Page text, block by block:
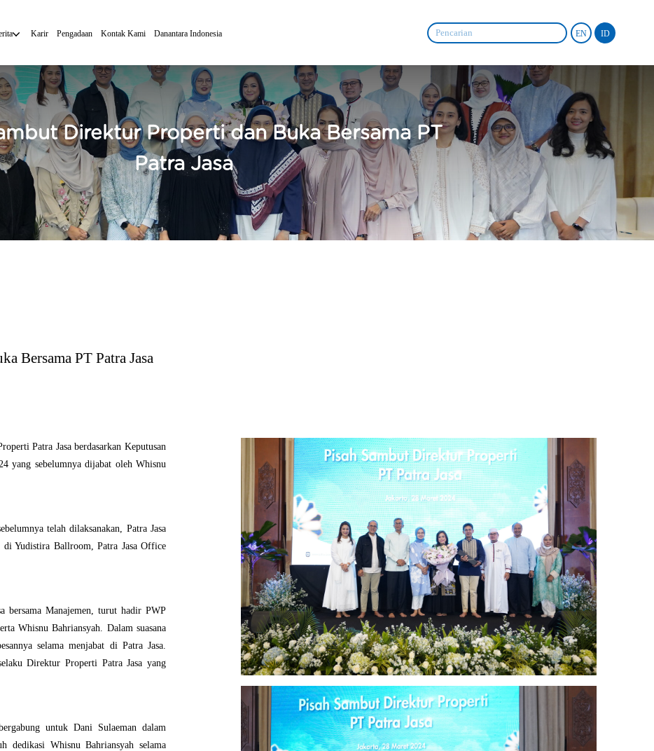
Karir Pengadaan Kontak Kami Danantara Indonesia EN ID
Direktur Properti dan Buka Bersama PT
Patra Jasa
Bersama PT Patra Jasa
Patra Jasa berdasarkan Keputusan
yang sebelumnya dijabat oleh Whisnu
telah dilaksanakan, Patra Jasa
Yudistira Ballroom, Patra Jasa Office
bersama Manajemen, turut hadir PWP
Whisnu Bahriansyah. Dalam suasana
selama menjabat di Patra Jasa.
Direktur Properti Patra Jasa yang
untuk Dani Sulaeman dalam
dedikasi Whisnu Bahriansyah selama